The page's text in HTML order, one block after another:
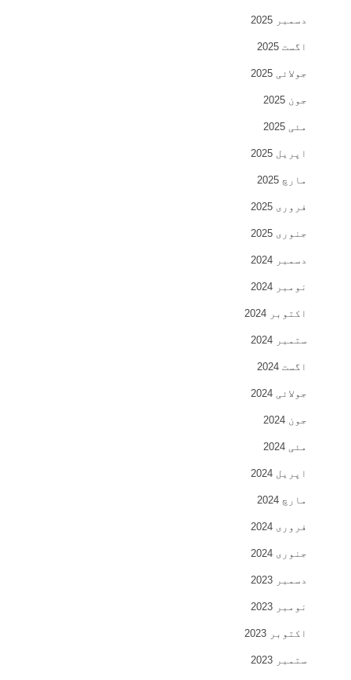
دسمبر 2025
اگست 2025
جولائی 2025
جون 2025
مئی 2025
اپریل 2025
مارچ 2025
فروری 2025
جنوری 2025
دسمبر 2024
نومبر 2024
اکتوبر 2024
ستمبر 2024
اگست 2024
جولائی 2024
جون 2024
مئی 2024
اپریل 2024
مارچ 2024
فروری 2024
جنوری 2024
دسمبر 2023
نومبر 2023
اکتوبر 2023
ستمبر 2023